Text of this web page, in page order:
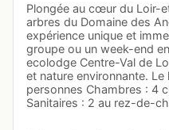
Plongée au cœur du Loir-
arbres du Domaine des
expérience unique et
groupe ou un week-end
ecolodge Centre-Val de
et nature environnante.
personnes Chambres : 4
Sanitaires : 2 au rez-de-